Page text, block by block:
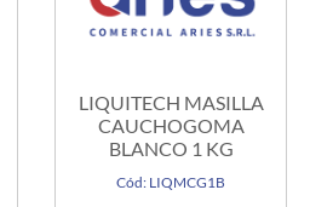
LIQUITECH MASILLA
CAUCHOGOMA
BLANCO 1 KG
Cód: LIQMCG1B